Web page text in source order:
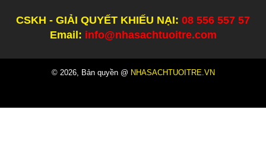
CSKH - GIẢI QUYẾT KHIẾU NẠI: 08 556 557 57
Email: info@nhasachtuoitre.com
© 2026, Bản quyền @ NHASACHTUOITRE.VN